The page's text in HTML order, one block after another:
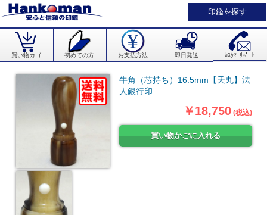
印鑑を探す
買い物カゴ 初めての方 お支払方法 即日発送 ｶｽﾀﾏｰｻﾎﾟｰﾄ
牛角（芯持ち）16.5mm【天丸】法
人銀行印
￥18,750 (税込)